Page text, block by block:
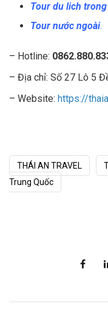
Tour du lich
Tour nước ngoài.
– Hotline:
– Địa chỉ: Số 27 Lô 5
– Website: https://
THÁI AN TRAVEL
Trung Quốc